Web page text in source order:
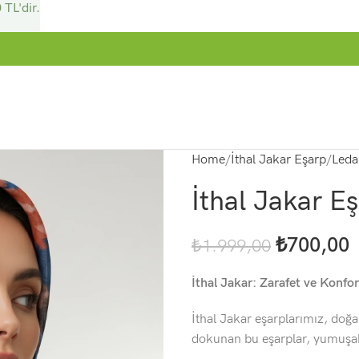
Home İthal Jakar Eşarp
İthal Jakar
₺1.999,00 ₺700,00
İthal Jakar: Zarafet ve Konfor
İthal Jakar eşarplarımız,
dokunan bu eşarplar,
TL'dir.